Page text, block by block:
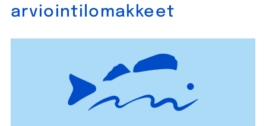
arviointilomakkeet